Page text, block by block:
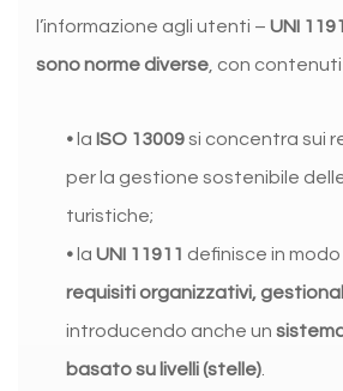
l’informazione agli utenti – UNI
sono norme diverse, con
• la ISO 13009si concentra sui
per la gestione sostenibile
turistiche;
• la UNI 11911 definisce in
requisiti organizzativi,
introducendo anche un
basato su livelli (stelle).